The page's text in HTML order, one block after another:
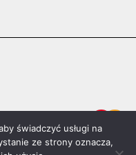
świadczyć usługi na
ze strony oznacza,